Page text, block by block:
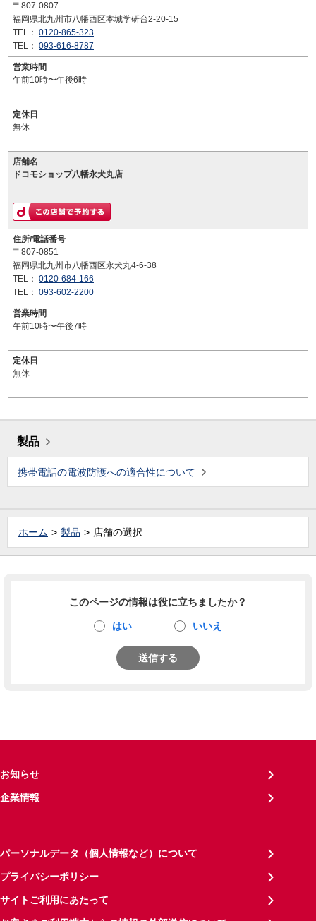
〒807-0807
福岡県北九州市八幡西区本城学研台2-20-15
TEL： 0120-865-323
TEL： 093-616-8787
営業時間
午前10時〜午後6時
定休日
無休
店舗名
ドコモショップ八幡永犬丸店
住所/電話番号
〒807-0851
福岡県北九州市八幡西区永犬丸4-6-38
TEL： 0120-684-166
TEL： 093-602-2200
営業時間
午前10時〜午後7時
定休日
無休
製品
携帯電話の電波防護への適合性について
ホーム 製品 店舗の選択
このページの情報は役に立ちましたか？
はい いいえ
送信する
お知らせ
企業情報
パーソナルデータ（個人情報など）について
プライバシーポリシー
サイトご利用にあたって